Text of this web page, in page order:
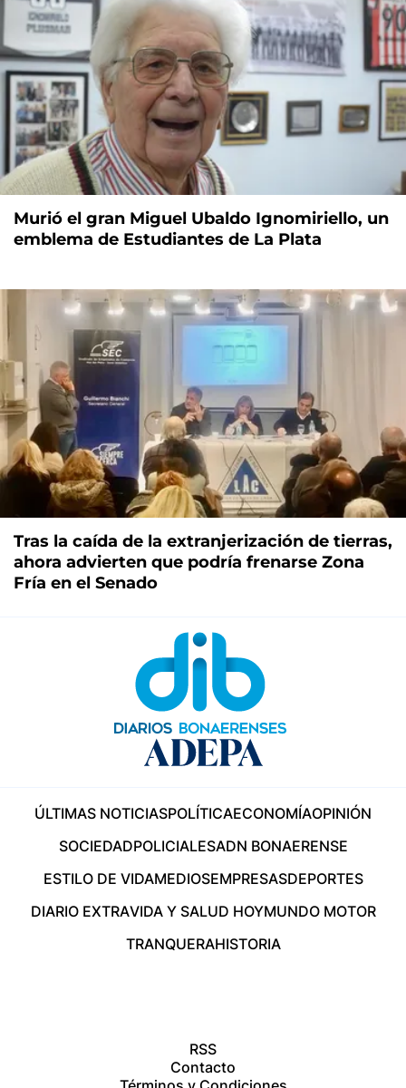
Murió el gran Miguel Ubaldo Ignomiriello, un
emblema de Estudiantes de La Plata
Tras la caída de la extranjerización de tierras,
ahora advierten que podría frenarse Zona
Fría en el Senado
ÚLTIMAS NOTICIASPOLÍTICAECONOMÍAOPINIÓN
SOCIEDADPOLICIALESADN BONAERENSE
ESTILO DE VIDAMEDIOSEMPRESASDEPORTES
DIARIO EXTRAVIDA Y SALUD HOYMUNDO MOTOR
TRANQUERAHISTORIA
RSS
Contacto